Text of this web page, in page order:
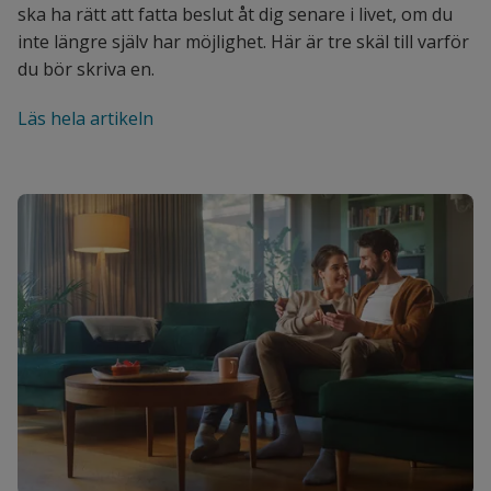
ska ha rätt att fatta beslut åt dig senare i livet, om du
inte längre själv har möjlighet. Här är tre skäl till varför
du bör skriva en.
Läs hela artikeln